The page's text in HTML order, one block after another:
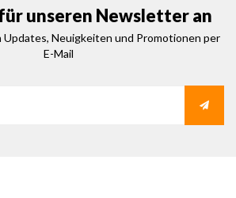
unseren Newsletter an
Updates, Neuigkeiten und Promotionen per
E-Mail